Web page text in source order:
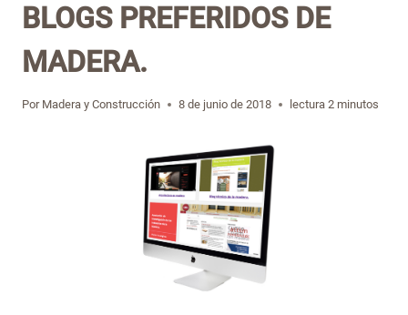
BLOGS PREFERIDOS DE
MADERA.
Por Madera y Construcción 8 de junio de 2018 lectura 2 minutos